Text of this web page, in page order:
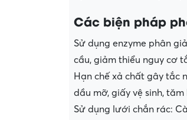
Các biện pháp
Sử dụng enzyme phân
cầu, giảm thiểu nguy cơ
Hạn chế xả chất gây tắc
dầu mỡ, giấy vệ sinh,
Sử dụng lưới chắn rác: